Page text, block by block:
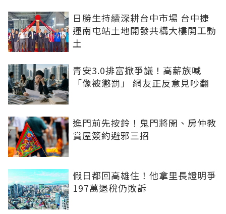
日勝生持續深耕台中市場 台中捷
運南屯站土地開發共構大樓開工動
土
青安3.0排富掀爭議！高薪族喊
「像被懲罰」 網友正反意見吵翻
進門前先按鈴！鬼門將開、房仲教
賞屋簽約避邪三招
假日都回高雄住！他拿里長證明爭
197萬退稅仍敗訴